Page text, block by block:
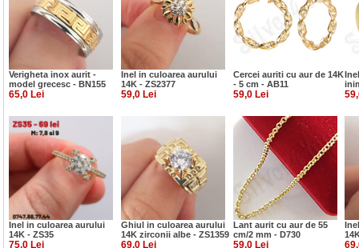
Verigheta inox aurit -
model grecesc - BN155
Inel in culoarea aurului
14K - ZS2377
Cercei auriti cu aur de 14K
- 5 cm - AB11
65,0 Lei 59,0 Lei 59,0 Lei
Inel in culoarea aurului
14K - ZS35
Ghiul in culoarea aurului
14K zirconii albe - ZS1359
Lant aurit cu aur de 55
cm/2 mm - D730
75,0 Lei 69,0 Lei 59,0 Lei